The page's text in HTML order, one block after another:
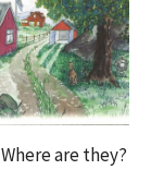
are they?